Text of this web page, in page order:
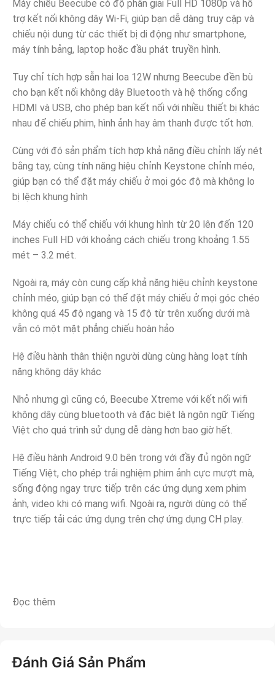
Máy chiếu Beecube có độ phân giải Full HD 1080p và hỗ
trợ kết nối không dây Wi-Fi, giúp bạn dễ dàng truy cập và
chiếu nội dung từ các thiết bị di động như smartphone,
máy tính bảng, laptop hoặc đầu phát truyền hình.
Tuy chỉ tích hợp sẵn hai loa 12W nhưng Beecube đền bù
cho bạn kết nối không dây Bluetooth và hệ thống cổng
HDMI và USB, cho phép bạn kết nối với nhiều thiết bị khác
nhau để chiếu phim, hình ảnh hay âm thanh được tốt hơn.
Cùng với đó sản phẩm tích hợp khả năng điều chỉnh lấy nét
bằng tay, cùng tính năng hiệu chỉnh Keystone chỉnh méo,
giúp bạn có thể đặt máy chiếu ở mọi góc độ mà không lo
bị lệch khung hình
Máy chiếu có thể chiếu với khung hình từ 20 lên đến 120
inches Full HD với khoảng cách chiếu trong khoảng 1.55
mét – 3.2 mét.
Ngoài ra, máy còn cung cấp khả năng hiệu chỉnh keystone
chỉnh méo, giúp bạn có thể đặt máy chiếu ở mọi góc chéo
không quá 45 độ ngang và 15 độ từ trên xuống dưới mà
vẫn có một mặt phẳng chiếu hoàn hảo
Hệ điều hành thân thiện người dùng cùng hàng loạt tính
năng không dây khác
Nhỏ nhưng gì cũng có, Beecube Xtreme với kết nối wifi
không dây cùng bluetooth và đặc biệt là ngôn ngữ Tiếng
Việt cho quá trình sử dụng dễ dàng hơn bao giờ hết.
Hệ điều hành Android 9.0 bên trong với đầy đủ ngôn ngữ
Tiếng Việt, cho phép trải nghiệm phim ảnh cực mượt mà,
sống động ngay trực tiếp trên các ứng dụng xem phim
ảnh, video khi có mạng wifi. Ngoài ra, người dùng có thể
trực tiếp tải các ứng dụng trên chợ ứng dụng CH play.
Đọc thêm
Đánh Giá Sản Phẩm